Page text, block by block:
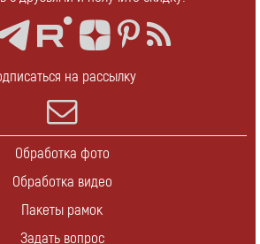
на рассылку
Обработка фото
Обработка видео
Пакеты рамок
Задать вопрос